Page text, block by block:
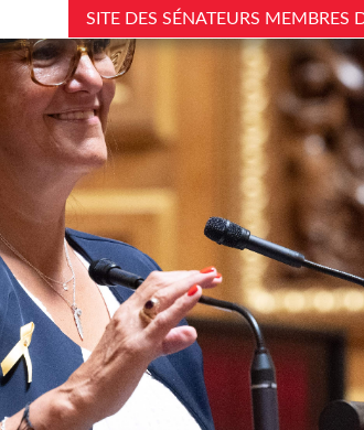
SITE DES SÉNATEURS MEMBRES